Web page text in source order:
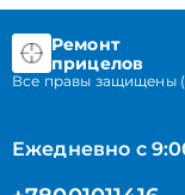
Ремонт
прицелов
Все правы защищены
Ежедневно с